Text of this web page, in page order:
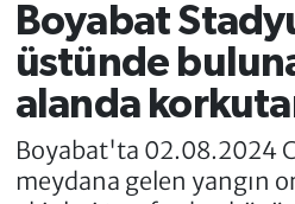
Boyabat
üstünde
alanda
Boyabat'ta 02.08.2024
meydana gelen yangın
Süper Lig Puan
Tüm Manşetler
Son Dakika Haberleri